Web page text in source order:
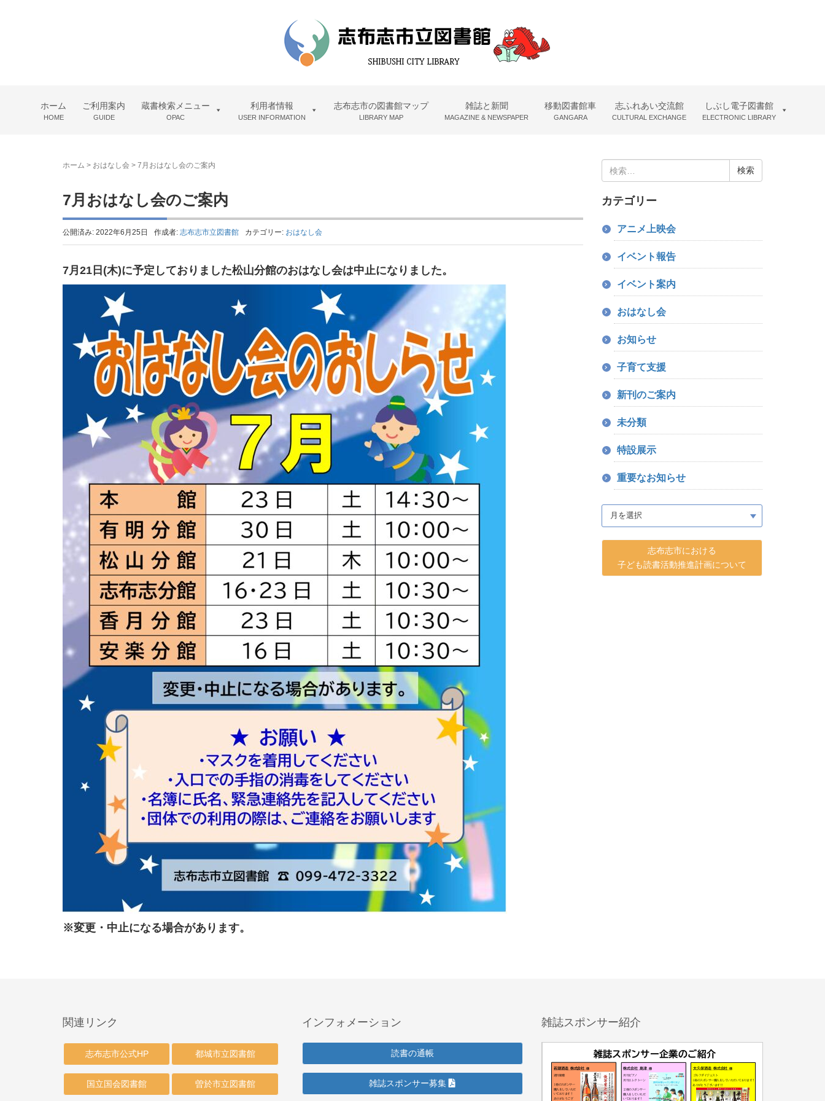
ホーム
HOME
ご利用案内
GUIDE
蔵書検索メニュー
OPAC
利用者情報
USER INFORMATION
志布志市の図書館マップ
LIBRARY MAP
雑誌と新聞
MAGAZINE & NEWSPAPER
移動図書館車
GANGARA
志ふれあい交流館
CULTURAL EXCHANGE
しぶし電子図書館
ELECTRONIC LIBRARY
ホーム > おはなし会 > 7月おはなし会のご案内
7月おはなし会のご案内
公開済み: 2022年6月25日 作成者: 志布志市立図書館 カテゴリー: おはなし会
7月21日(木)に予定しておりました松山分館のおはなし会は中止になりました。
※変更・中止になる場合があります。
索:
カテゴリー
アニメ上映会
イベント報告
イベント案内
おはなし会
お知らせ
子育て支援
新刊のご案内
未分類
特設展示
重要なお知らせ
志布志市における
子ども読書活動推進計画について
関連リンク
志布志市公式HP
国立国会図書館
都城市立図書館
曽於市立図書館
インフォメーション
読書の通帳
雑誌スポンサー募集
雑誌スポンサー紹介